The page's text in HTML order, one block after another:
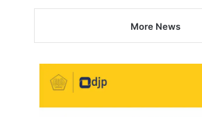
More News